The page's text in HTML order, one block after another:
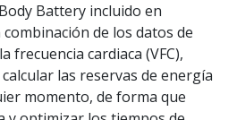
Battery incluido en
de los datos de
frecuencia cardiaca (VFC),
las reservas de energía
momento, de forma que